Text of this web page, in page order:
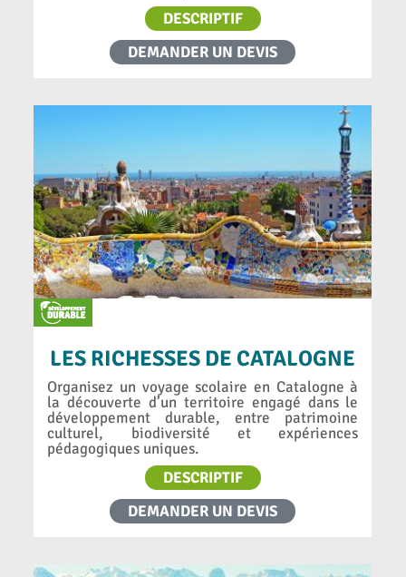
DESCRIPTIF
DEMANDER UN DEVIS
LES RICHESSES DE CATALOGNE
Organisez un voyage scolaire en Catalogne à
la découverte d’un territoire engagé dans le
développement durable, entre patrimoine
culturel, biodiversité et expériences
pédagogiques uniques.
DESCRIPTIF
DEMANDER UN DEVIS